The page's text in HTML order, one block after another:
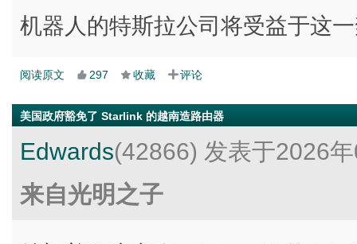
机器人的特斯拉公司将受益于这
阅读原文 297 收藏 评论
美国政府豁免了 Starlink 的越南造路由器
Edwards(42866) 发表于2026
来自光明之子